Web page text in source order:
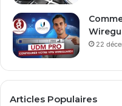
22
Articles Populaires